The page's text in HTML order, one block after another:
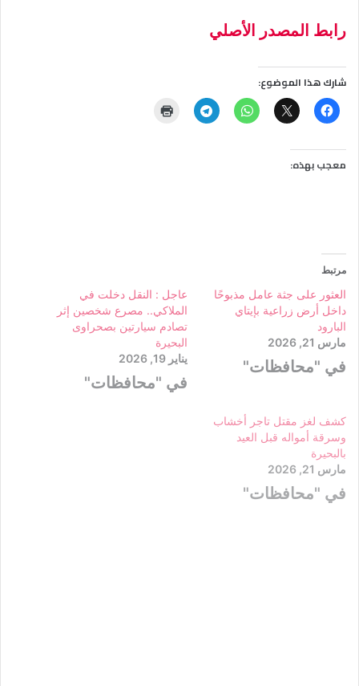
رابط المصدر الأصلي
شارك هذا الموضوع:
معجب بهذه:
مرتبط
العثور على جثة عامل مذبوحًا
داخل أرض زراعية بإيتاي
البارود
مارس 21, 2026
في "محافظات"
عاجل : النقل دخلت في
الملاكي.. مصرع شخصين إثر
تصادم سيارتين بصحراوى
البحيرة
يناير 19, 2026
في "محافظات"
كشف لغز مقتل تاجر أخشاب
وسرقة أمواله قبل العيد
بالبحيرة
مارس 21, 2026
في "محافظات"